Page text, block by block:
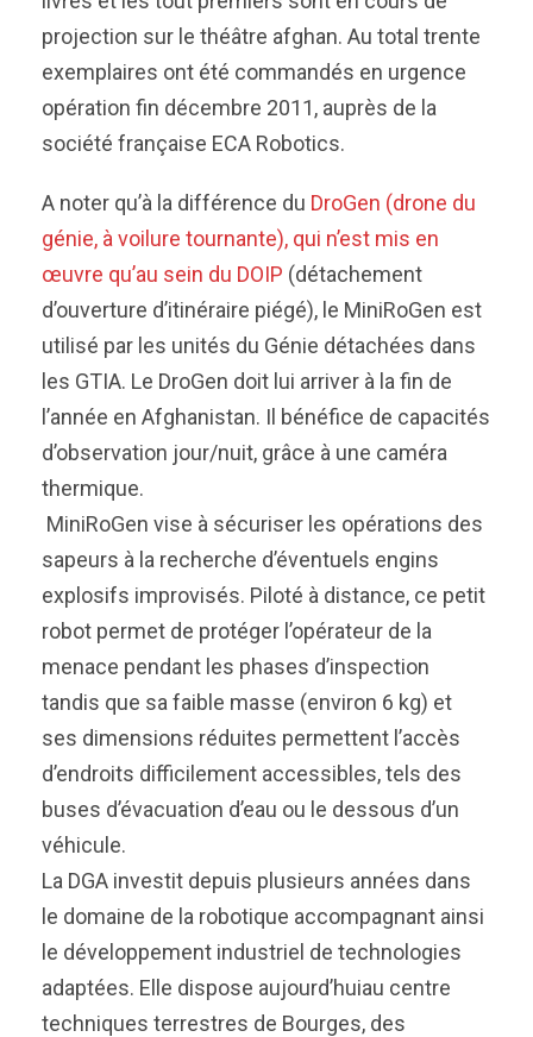
projection sur le théâtre afghan. Au total trente
exemplaires ont été commandés en urgence
opération fin décembre 2011, auprès de la
société française ECA Robotics.
A noter qu’à la différence du DroGen (drone du
génie, à voilure tournante), qui n’est mis en
œuvre qu’au sein du DOIP (détachement
d’ouverture d’itinéraire piégé), le MiniRoGen est
utilisé par les unités du Génie détachées dans
les GTIA. Le DroGen doit lui arriver à la fin de
l’année en Afghanistan. Il bénéfice de capacités
d’observation jour/nuit, grâce à une caméra
thermique.
MiniRoGen vise à sécuriser les opérations des
sapeurs à la recherche d’éventuels engins
explosifs improvisés. Piloté à distance, ce petit
robot permet de protéger l’opérateur de la
menace pendant les phases d’inspection
tandis que sa faible masse (environ 6 kg) et
ses dimensions réduites permettent l’accès
d’endroits difficilement accessibles, tels des
buses d’évacuation d’eau ou le dessous d’un
véhicule.
La DGA investit depuis plusieurs années dans
le domaine de la robotique accompagnant ainsi
le développement industriel de technologies
adaptées. Elle dispose aujourd’huiau centre
techniques terrestres de Bourges, des